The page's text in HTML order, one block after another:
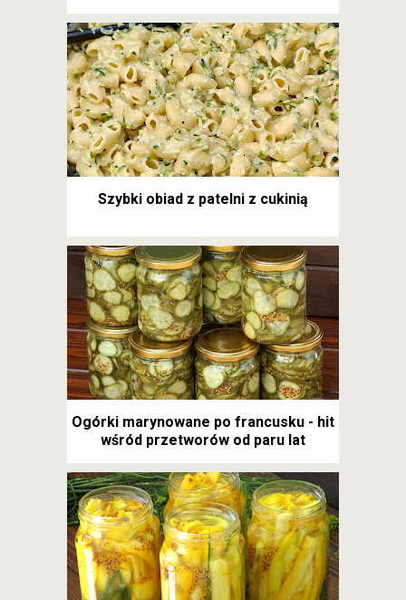
Szybki obiad z patelni z cukinią
Ogórki marynowane po francusku - hit
wśród przetworów od paru lat